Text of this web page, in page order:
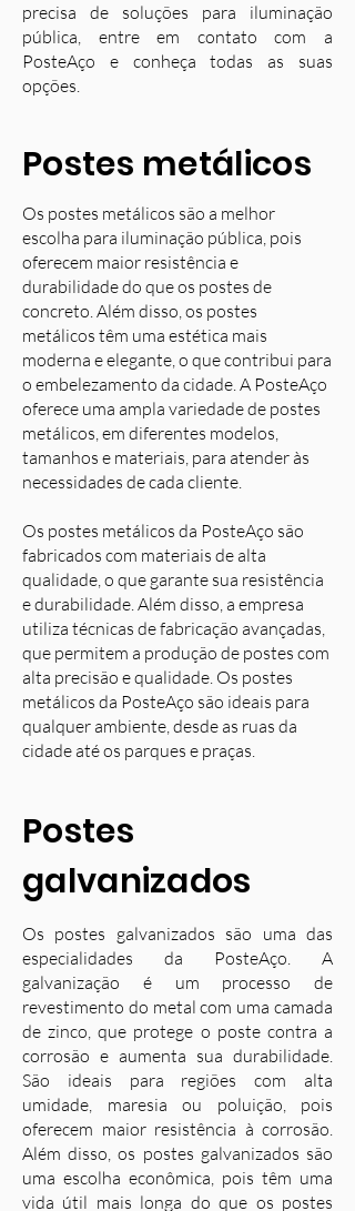
precisa de soluções para iluminação
pública, entre em contato com a
PosteAço e conheça todas as suas
opções.
Postes metálicos
Os postes metálicos são a melhor
escolha para iluminação pública, pois
oferecem maior resistência e
durabilidade do que os postes de
concreto. Além disso, os postes
metálicos têm uma estética mais
moderna e elegante, o que contribui para
o embelezamento da cidade. A PosteAço
oferece uma ampla variedade de postes
metálicos, em diferentes modelos,
tamanhos e materiais, para atender às
necessidades de cada cliente.
Os postes metálicos da PosteAço são
fabricados com materiais de alta
qualidade, o que garante sua resistência
e durabilidade. Além disso, a empresa
utiliza técnicas de fabricação avançadas,
que permitem a produção de postes com
alta precisão e qualidade. Os postes
metálicos da PosteAço são ideais para
qualquer ambiente, desde as ruas da
cidade até os parques e praças.
Postes
galvanizados
Os postes galvanizados são uma das
especialidades da PosteAço. A
galvanização é um processo de
revestimento do metal com uma camada
de zinco, que protege o poste contra a
corrosão e aumenta sua durabilidade.
São ideais para regiões com alta
umidade, maresia ou poluição, pois
oferecem maior resistência à corrosão.
Além disso, os postes galvanizados são
uma escolha econômica, pois têm uma
vida útil mais longa do que os postes